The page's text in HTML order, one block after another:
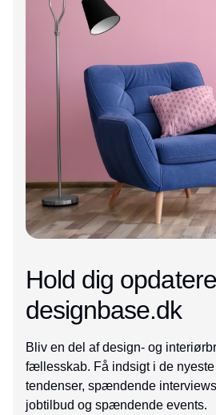
Hold dig
designbase.dk
Bliv en del af design- og
fællesskab. Få indsigt i de nyeste
tendenser, spændende
jobtilbud og spændende events.